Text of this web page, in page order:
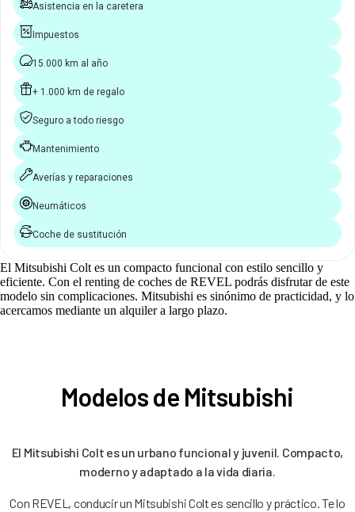
Asistencia en la caretera
Impuestos
15.000 km al año
+ 1.000 km de regalo
Seguro a todo riesgo
Mantenimiento
Averías y reparaciones
Neumáticos
Coche de sustitución
El Mitsubishi Colt es un compacto funcional con estilo sencillo y
eficiente. Con el renting de coches de REVEL podrás disfrutar de este
modelo sin complicaciones. Mitsubishi es sinónimo de practicidad, y lo
acercamos mediante un alquiler a largo plazo.
Modelos de Mitsubishi
El Mitsubishi Colt es un urbano funcional y juvenil. Compacto,
moderno y adaptado a la vida diaria.
Con REVEL, conducir un Mitsubishi Colt es sencillo y práctico. Te lo